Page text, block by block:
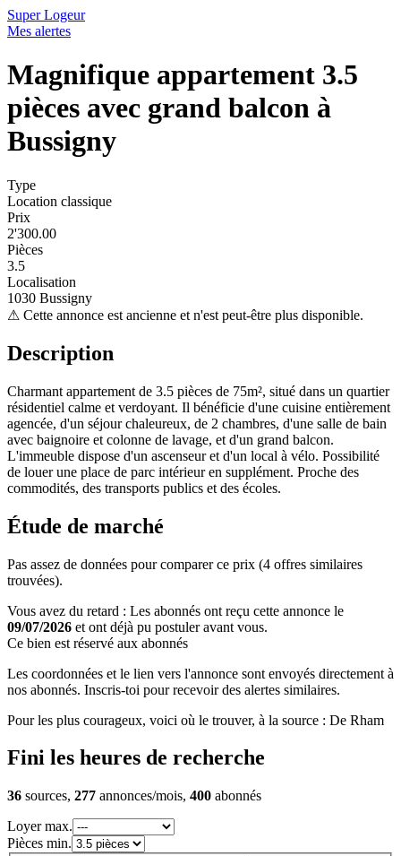
Super Logeur
Mes alertes
Magnifique appartement 3.5
pièces avec grand balcon à
Bussigny
Type
Location classique
Prix
2'300.00
Pièces
3.5
Localisation
1030 Bussigny
⚠ Cette annonce est ancienne et n'est peut-être plus disponible.
Description
Charmant appartement de 3.5 pièces de 75m², situé dans un quartier
résidentiel calme et verdoyant. Il bénéficie d'une cuisine entièrement
agencée, d'un séjour chaleureux, de 2 chambres, d'une salle de bain
avec baignoire et colonne de lavage, et d'un grand balcon.
L'immeuble dispose d'un ascenseur et d'un local à vélo. Possibilité
de louer une place de parc intérieur en supplément. Proche des
commodités, des transports publics et des écoles.
Étude de marché
Pas assez de données pour comparer ce prix (4 offres similaires
trouvées).
Vous avez du retard : Les abonnés ont reçu cette annonce le
09/07/2026 et ont déjà pu postuler avant vous.
Ce bien est réservé aux abonnés
Les coordonnées et le lien vers l'annonce sont envoyés directement à
nos abonnés. Inscris-toi pour recevoir des alertes similaires.
Pour les plus courageux, voici où le trouver, à la source : De Rham
Fini les heures de recherche
36 sources, 277 annonces/mois, 400 abonnés
Loyer max.
Pièces min.